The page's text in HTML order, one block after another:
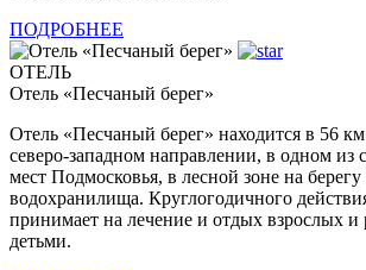
ПОДРОБНЕЕ
ОТЕЛЬ
Отель «Песчаный берег»
Отель «Песчаный берег» находится в 56
северо-западном направлении, в одном из
мест Подмосковья, в лесной зоне на
водохранилища. Круглогодичного
принимает на лечение и отдых взрослых и
детьми.